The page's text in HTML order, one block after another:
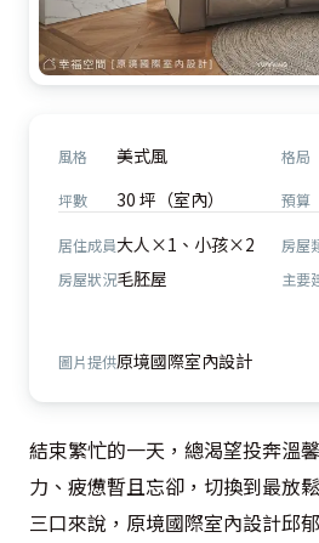
風格 美式風 格局
坪數 30 坪（室內） 預算
居住成員大人×1、小孩×2 房屋
房屋狀況毛胚屋 主要
圖片提供原境國際室內設計
結束繁忙的一天，總渴望投奔溫
力、疲憊暫且忘卻，切換到最放
三口來說，原境國際室內設計邱